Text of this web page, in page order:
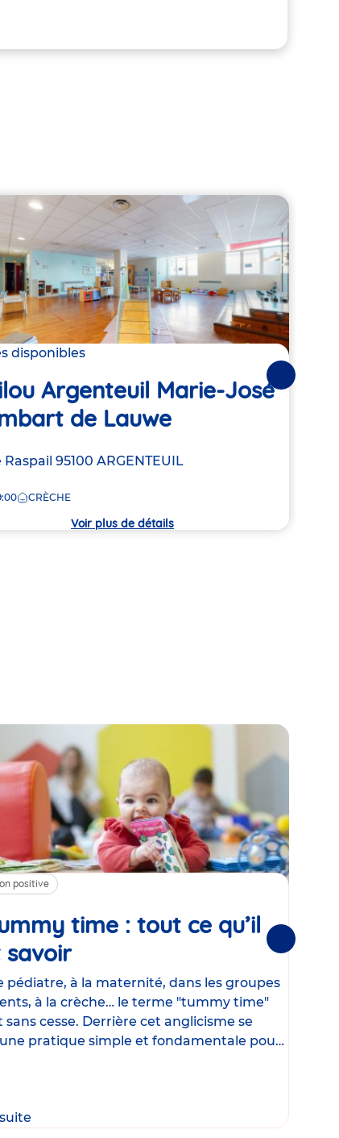
disponibles
Argenteuil Marie-José
de Lauwe
Raspail 95100 ARGENTEUIL
CRÈCHE
Voir plus de détails
Suivantes
positive
time : tout ce qu’il
Article
pédiatre, à la maternité, dans les groupes
à la crèche… le terme "tummy time"
sans cesse. Derrière cet anglicisme se
pratique simple et fondamentale pour
Suivantes